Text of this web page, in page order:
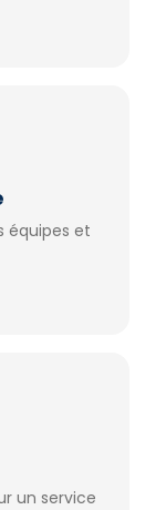
équipes et
un service